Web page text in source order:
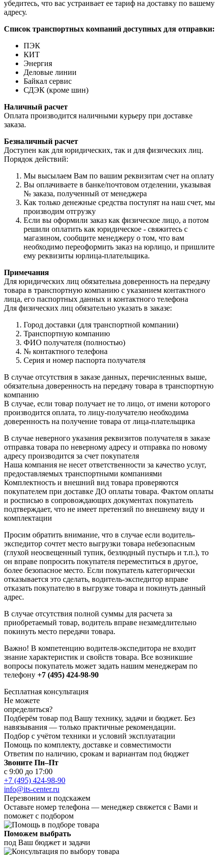
убедитесь, что вас устраивает ее тариф на доставку по вашему
адресу.
Список транспортных компаний доступных для отправки:
ПЭК
КИТ
Энергия
Деловые линии
Байкал сервис
СДЭК (кроме шин)
Наличный расчет
Оплата производится наличными курьеру при доставке
заказа.
Безналичный расчет
Доступен как для юридических, так и для физических лиц.
Порядок действий:
Мы высылаем Вам по вашим реквизитам счет на оплату
Вы оплачиваете в банке/почтовом отделении, указывая
№ заказа, полученный от менеджера
Как только денежные средства поступят на наш счет, мы
производим отгрузку
Если вы оформили заказ как физическое лицо, а потом
решили оплатить как юридическое - свяжитесь с
магазином, сообщите менеджеру о том, что вам
необходимо переоформить заказ на юрлицо, и пришлите
ему реквизиты юрлица-плательщика.
Примечания
Для юридических лиц обязательна доверенность на передачу
товара в транспортную компанию с указанием контактного
лица, его паспортных данных и контактного телефона
Для физических лиц обязательно указать в заказе:
Город доставки (для транспортной компании)
Транспортную компанию
ФИО получателя (полностью)
№ контактного телефона
Серия и номер паспорта получателя
В случае отсутствия в заказе данных, перечисленных выше,
обязательна доверенность на передачу товара в транспортную
компанию
В случае, если товар получает не то лицо, от имени которого
производится оплата, то лицу-получателю необходима
доверенность на получение товара от лица-плательщика
В случае неверного указания реквизитов получателя в заказе
отправка товара по неверному адресу и отправка по новому
адресу производится за счет покупателя
Наша компания не несет ответственности за качество услуг,
предоставляемых транспортными компаниями
Комплектность и внешний вид товара проверяются
покупателем при доставке ДО оплаты товара. Фактом оплаты
и росписью в сопровождающих документах покупатель
подтверждает, что не имеет претензий по внешнему виду и
комплектации
Просим обратить внимание, что в случае если водитель-
экспедитор сочтет место выгрузки товара небезопасным
(глухой неосвещенный тупик, безлюдный пустырь и т.п.), то
он вправе попросить покупателя переместиться в другое,
более безопасное место. Если покупатель категорически
отказывается это сделать, водитель-экспедитор вправе
отказать покупателю в выгрузке товара и покинуть данный
адрес.
В случае отсутствия полной суммы для расчета за
приобретаемый товар, водитель вправе незамедлительно
покинуть место передачи товара.
Важно! В компетенцию водителя-экспедитора не входит
знание характеристик и свойств товара. Все возникшие
вопросы покупатель может задать нашим менеджерам по
телефону +7 (495) 424-98-90
Бесплатная консультация
Не можете
определиться?
Подберём товар под Вашу технику, задачи и бюджет. Без
навязывания — только практичные рекомендации.
Подбор с учётом техники и условий эксплуатации
Помощь по комплекту, доставке и совместимости
Ответим по наличию, срокам и вариантам под бюджет
Звоните Пн–Пт
с 9:00 до 17:00
+7 (495) 424-98-90
info@its-center.ru
Перезвоним и подскажем
Оставьте номер телефона — менеджер свяжется с Вами и
поможет с подбором
Поможем выбрать
под Ваш бюджет и задачи